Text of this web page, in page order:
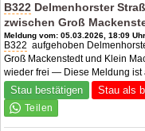
B322 Delmenhorster
zwischen Groß
Meldung vom: 05.03.2026, 18:09 Uhr
B322 aufgehoben
Groß Mackenstedt und Klein
wieder frei — Diese Meldung
Stau bestätigen Stau als